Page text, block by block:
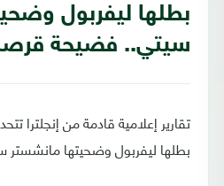
بطلها ليفربول
سيتي.. فضيحة
تقارير إعلامية قادمة من
بطلها ليفربول وضحيتها مانشستر